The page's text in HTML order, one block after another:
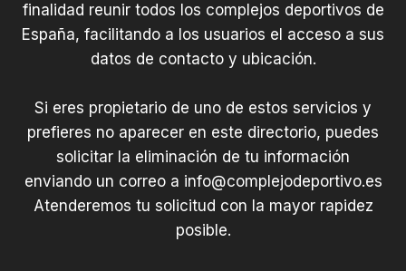
finalidad reunir todos los complejos deportivos de
España, facilitando a los usuarios el acceso a sus
datos de contacto y ubicación.
Si eres propietario de uno de estos servicios y
prefieres no aparecer en este directorio, puedes
solicitar la eliminación de tu información
enviando un correo a info@complejodeportivo.es
Atenderemos tu solicitud con la mayor rapidez
posible.